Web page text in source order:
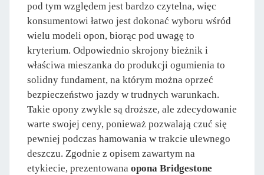
pod tym względem jest bardzo czytelna, więc
konsumentowi łatwo jest dokonać wyboru wśród
wielu modeli opon, biorąc pod uwagę to
kryterium. Odpowiednio skrojony bieżnik i
właściwa mieszanka do produkcji ogumienia to
solidny fundament, na którym można oprzeć
bezpieczeństwo jazdy w trudnych warunkach.
Takie opony zwykle są droższe, ale zdecydowanie
warte swojej ceny, ponieważ pozwalają czuć się
pewniej podczas hamowania w trakcie ulewnego
deszczu. Zgodnie z opisem zawartym na
etykiecie, prezentowana opona Bridgestone